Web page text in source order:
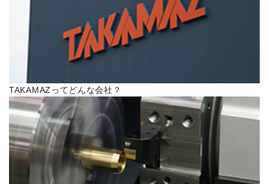
高松流技
ご利用に際して
当社のセキュリティへの取り組み
プライバシーポリシー
TAKAMAZってどんな会社？